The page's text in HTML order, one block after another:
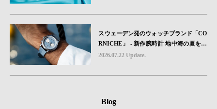
スウェーデン発のウォッチブランド「CO
RNICHE」 - 新作腕時計 地中海の夏を映
す、爽やかなブルーダイヤル「Heritage C
2026.07.22 Update.
Blog